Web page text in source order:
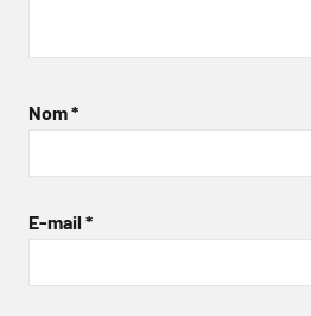
Nom*
E-mail *